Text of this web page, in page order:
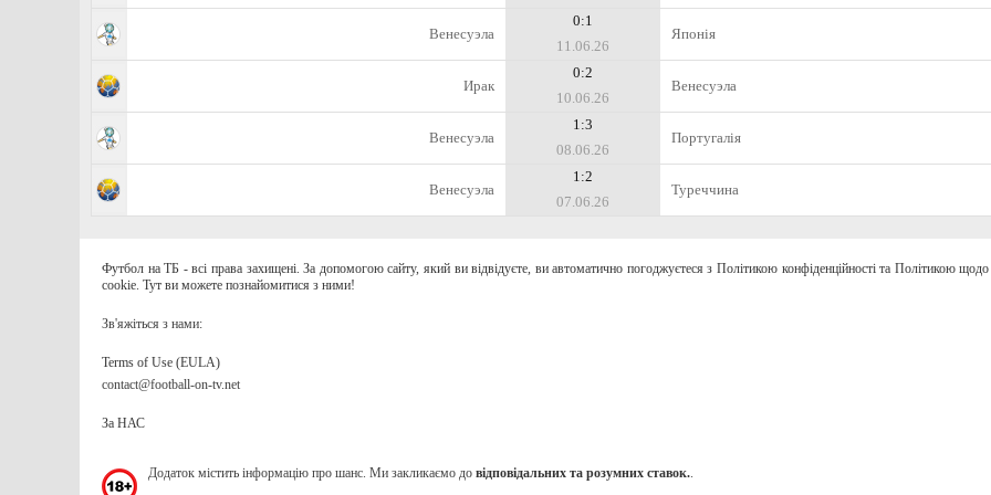
Венесуэла
0:1
11.06.26
Японія
Ирак
0:2
10.06.26
Венесуэла
Венесуэла
1:3
08.06.26
Португалія
Венесуэла
1:2
07.06.26
Туреччина
Футбол на ТБ - всі права захищені. За допомогою сайту, який ви відвідуєте, ви автоматично погоджуєтеся з Політикою конфіденційності та Політикою
cookie. Тут ви можете познайомитися з ними!
Зв'яжіться з нами:
Terms of Use (EULA)
contact@football-on-tv.net
За НАС
Додаток містить інформацію про шанс. Ми закликаємо до відповідальних та розумних ставок..